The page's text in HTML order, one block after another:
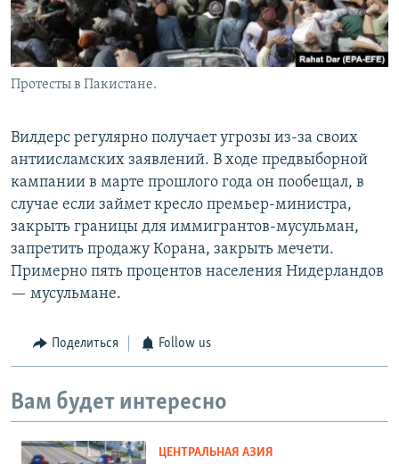
Протесты в Пакистане.
Вилдерс регулярно получает угрозы из-за своих
антиисламских заявлений. В ходе предвыборной
кампании в марте прошлого года он пообещал, в
случае если займет кресло премьер-министра,
закрыть границы для иммигрантов-мусульман,
запретить продажу Корана, закрыть мечети.
Примерно пять процентов населения Нидерландов
— мусульмане.
Поделиться Follow us
Вам будет интересно
ЦЕНТРАЛЬНАЯ АЗИЯ